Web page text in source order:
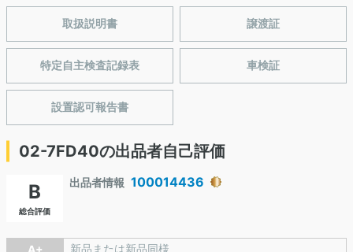
取扱説明書 譲渡証
特定自主検査記録表 車検証
設置認可報告書
02-7FD40の出品者自己評価
B
総合評価
出品者情報 100014436
A+ 新品または新品同様